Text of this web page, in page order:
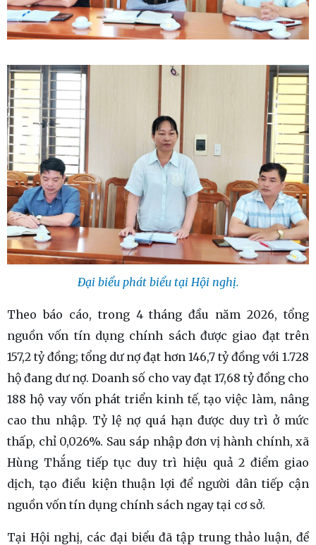
Đại biểu phát biểu tại Hội nghị.
Theo báo cáo, trong 4 tháng đầu năm 2026, tổng
nguồn vốn tín dụng chính sách được giao đạt trên
157,2 tỷ đồng; tổng dư nợ đạt hơn 146,7 tỷ đồng với 1.728
hộ đang dư nợ. Doanh số cho vay đạt 17,68 tỷ đồng cho
188 hộ vay vốn phát triển kinh tế, tạo việc làm, nâng
cao thu nhập. Tỷ lệ nợ quá hạn được duy trì ở mức
thấp, chỉ 0,026%. Sau sáp nhập đơn vị hành chính, xã
Hùng Thắng tiếp tục duy trì hiệu quả 2 điểm giao
dịch, tạo điều kiện thuận lợi để người dân tiếp cận
nguồn vốn tín dụng chính sách ngay tại cơ sở.
Tại Hội nghị, các đại biểu đã tập trung thảo luận, đề